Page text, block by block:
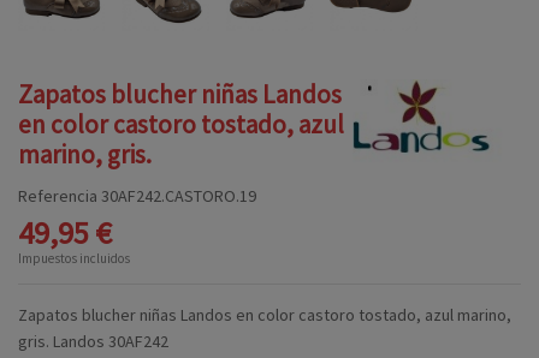
Zapatos blucher niñas Landos
en color castoro tostado, azul
marino, gris.
Referencia 30AF242.CASTORO.19
49,95 €
Impuestos incluidos
Zapatos blucher niñas Landos en color castoro tostado, azul marino,
gris. Landos 30AF242